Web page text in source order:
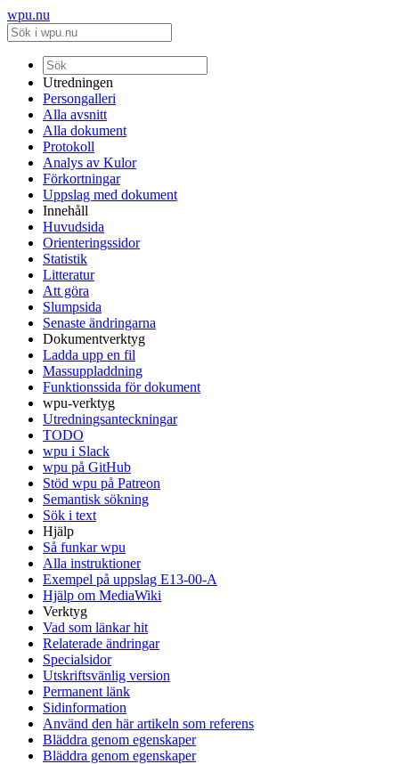
wpu.nu
Utredningen
Persongalleri
Alla avsnitt
Alla dokument
Protokoll
Analys av Kulor
Förkortningar
Uppslag med dokument
Innehåll
Huvudsida
Orienteringssidor
Statistik
Litteratur
Att göra
Slumpsida
Senaste ändringarna
Dokumentverktyg
Ladda upp en fil
Massuppladdning
Funktionssida för dokument
wpu-verktyg
Utredningsanteckningar
TODO
wpu i Slack
wpu på GitHub
Stöd wpu på Patreon
Semantisk sökning
Sök i text
Hjälp
Så funkar wpu
Alla instruktioner
Exempel på uppslag E13-00-A
Hjälp om MediaWiki
Verktyg
Vad som länkar hit
Relaterade ändringar
Specialsidor
Utskriftsvänlig version
Permanent länk
Sidinformation
Använd den här artikeln som referens
Bläddra genom egenskaper
Bläddra genom egenskaper